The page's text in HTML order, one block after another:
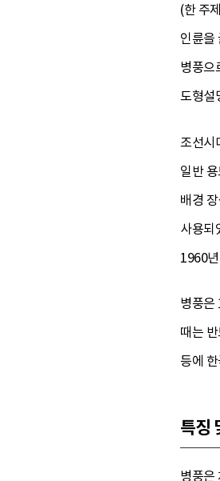
(한 주
인륜을
병풍으
도형설
조선시
일반
배경
사용되
1960
병풍은
때는
등에
특징
병풍은